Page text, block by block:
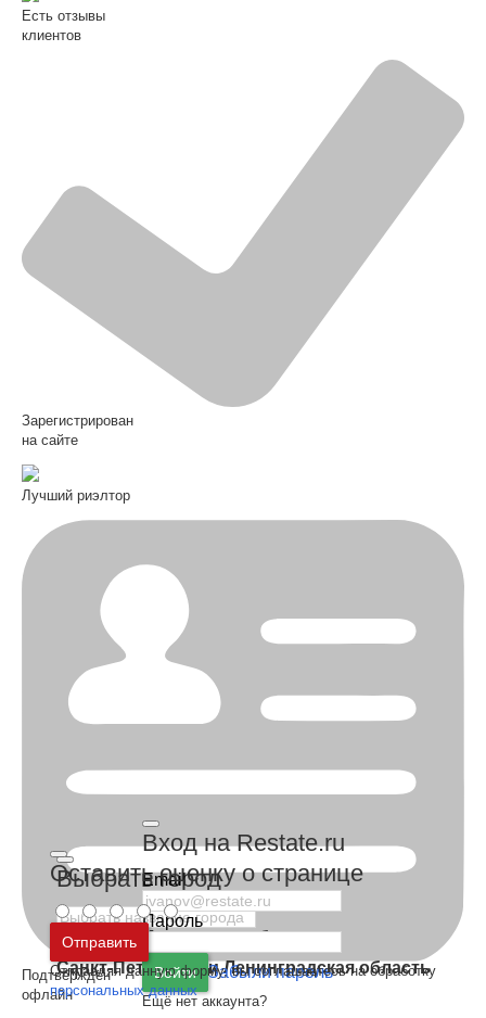
Выбрать город
Москва и
Московская область
Санкт-Петербург иЛенинградская область
Вход на Restate.ru
Email
Пароль
Войти Забыли пароль
Ещё нет аккаунта?
Есть отзывы
клиентов
Зарегистрирован
на сайте
Лучший риэлтор
Подтверждён
офлайн
Оставить оценку о странице
Отправить
Отправляя данную форму, вы соглашаетесь на обработку
персональных данных